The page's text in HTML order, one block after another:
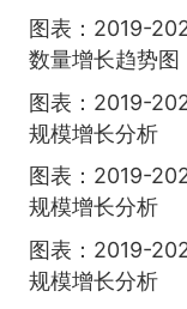
图表：2019-
数量增长趋势图
图表：2019-
规模增长分析
图表：2019-
规模增长分析
图表：2019-
规模增长分析